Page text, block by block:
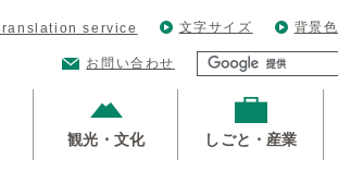
service 文字サイズ 背景色
お問い合わせ
観光・文化 しごと・産業